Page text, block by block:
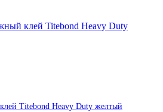
Titebond Heavy Duty желтый